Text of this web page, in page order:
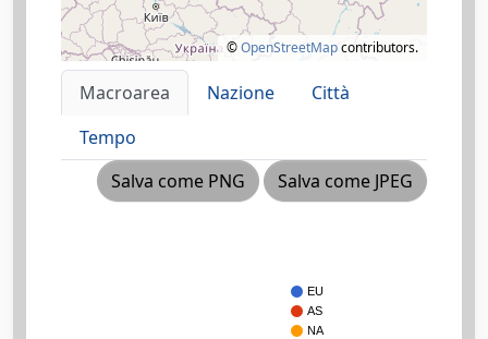
©OpenStreetMapcontributors.
Macroarea Nazione
Città
Tempo
Salva come PNG
Salva come JPEG
EU
AS
NA